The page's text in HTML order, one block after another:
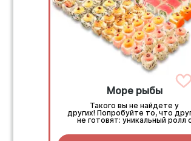
Море рыбы
Такого вы не найдете у
других! Попробуйте то, что
не готовят: уникальный ролл
нежную масляную рыбу.